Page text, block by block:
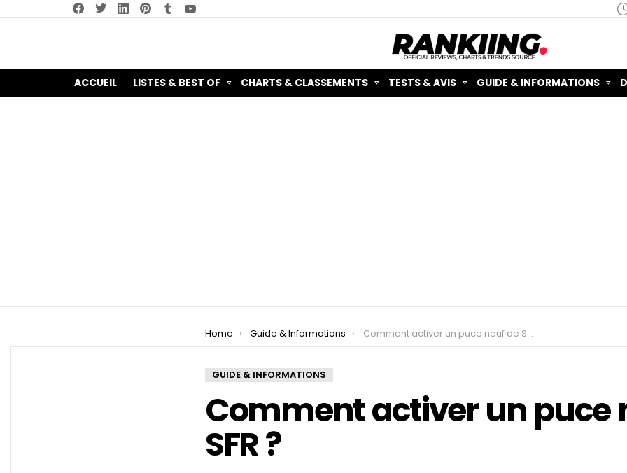
facebooktwitterlinkedin pinterest
ACCUEIL LISTES & BEST OF CHARTS & CLASSEMENTS TESTS & AVIS GUIDE & INFORMATIONS
You are here:
Home Guide & Informations Comment activer un puce neuf de SFR ?
GUIDE & INFORMATIONS
Comment activer un puce
SFR ?